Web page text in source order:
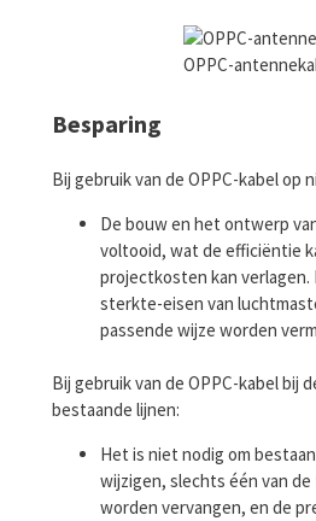
OPPC-
Besparing
Bij gebruik van de OPPC-kabel op
De bouw en het ontwerp
voltooid, wat de efficiëntie
projectkosten kan verlagen.
sterkte-eisen van
passende wijze worden
Bij gebruik van de OPPC-kabel bij
bestaande lijnen:
Het is niet nodig om
wijzigen, slechts één van
worden vervangen, en de